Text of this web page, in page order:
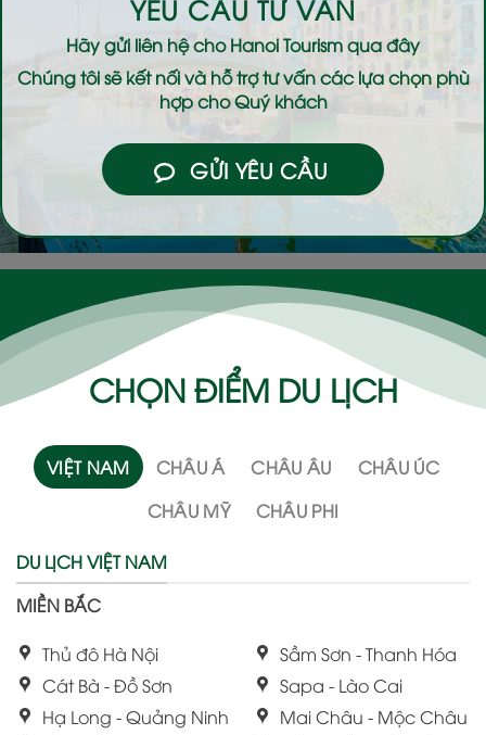
YÊU CẦU TƯ VẤN
Hãy gửi liên hệ choHanoi Tourismqua đây
Chúng tôi sẽ kết nối và hỗ trợ tư vấn các lựa chọn phù
hợp cho Quý khách
GỬI YÊU CẦU
CHỌN ĐIỂM DU LỊCH
VIỆT NAM CHÂU Á CHÂU ÂU
CHÂU ÚC
CHÂU MỸ
CHÂU PHI
DU LỊCH VIỆT NAM
MIỀN BẮC
Thủ đô Hà Nội
Cát Bà - Đồ Sơn
Hạ Long - Quảng Ninh
Sầm Sơn - Thanh Hóa
Sapa - Lào Cai
Mai Châu - Mộc Châu